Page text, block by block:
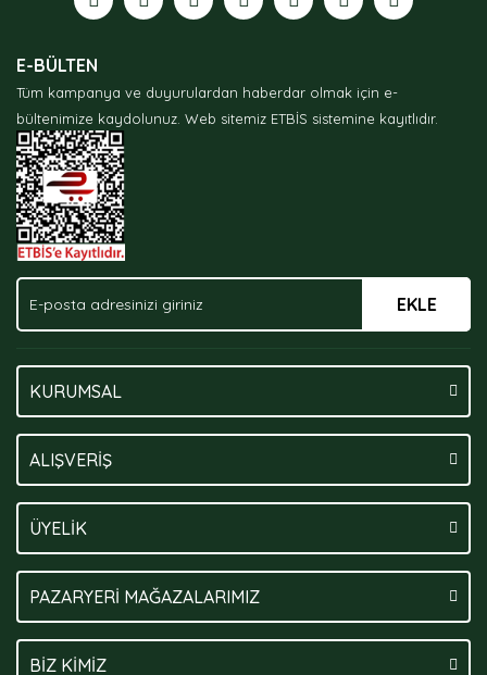
E-BÜLTEN
Tüm kampanya ve duyurulardan haberdar olmak için e-
bültenimize kaydolunuz. Web sitemiz ETBİS sistemine kayıtlıdır.
EKLE
KURUMSAL
ALIŞVERİŞ
ÜYELİK
PAZARYERİ MAĞAZALARIMIZ
BİZ KİMİZ